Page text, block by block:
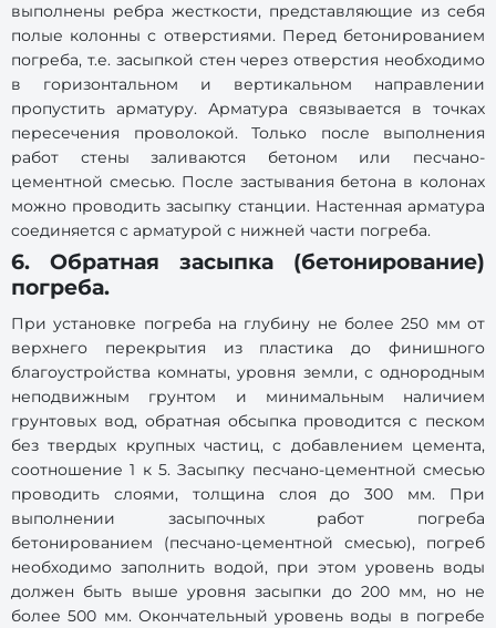
выполнены ребра жесткости, представляющие из себя
полые колонны с отверстиями. Перед бетонированием
погреба, т.е. засыпкой стен через отверстия необходимо
в горизонтальном и вертикальном направлении
пропустить арматуру. Арматура связывается в точках
пересечения проволокой. Только после выполнения
работ стены заливаются бетоном или песчано-
цементной смесью. После застывания бетона в колонах
можно проводить засыпку станции. Настенная арматура
соединяется с арматурой с нижней части погреба.
6. Обратная засыпка (бетонирование)
погреба.
При установке погреба на глубину не более 250 мм от
верхнего перекрытия из пластика до финишного
благоустройства комнаты, уровня земли, с однородным
неподвижным грунтом и минимальным наличием
грунтовых вод, обратная обсыпка проводится с песком
без твердых крупных частиц, с добавлением цемента,
соотношение 1 к 5. Засыпку песчано-цементной смесью
проводить слоями, толщина слоя до 300 мм. При
выполнении засыпочных работ погреба
бетонированием (песчано-цементной смесью), погреб
необходимо заполнить водой, при этом уровень воды
должен быть выше уровня засыпки до 200 мм, но не
более 500 мм. Окончательный уровень воды в погребе